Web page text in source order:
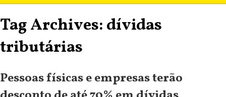
Tag Archives: dívidas
tributárias
Pessoas físicas e empresas terão